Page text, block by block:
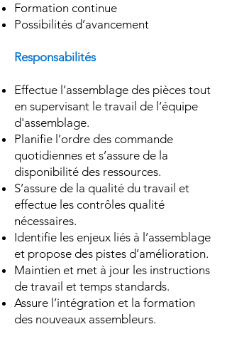
Formation continue
Possibilités d’avancement
Responsabilités
Effectue l’assemblage des pièces tout
en supervisant le travail de l’équipe
d'assemblage.
Planifie l’ordre des commande
quotidiennes et s’assure de la
disponibilité des ressources.
S’assure de la qualité du travail et
effectue les contrôles qualité
nécessaires.
Identifie les enjeux liés à l’assemblage
et propose des pistes d’amélioration.
Maintien et met à jour les instructions
de travail et temps standards.
Assure l’intégration et la formation
des nouveaux assembleurs.